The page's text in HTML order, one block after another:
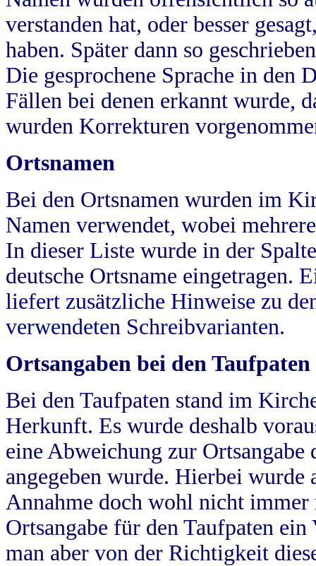
verstanden hat, oder besser
haben. Später dann so
Die gesprochene Sprache in
Fällen bei denen erkannt wurde,
wurden Korrekturen
Ortsnamen
Bei den Ortsnamen wurden im
Namen verwendet, wobei
In dieser Liste wurde in der
deutsche Ortsname eingetragen.
liefert zusätzliche Hinweise zu
verwendeten Schreibvarianten.
Ortsangaben bei den Taufpaten
Bei den Taufpaten stand im
Herkunft. Es wurde deshalb
eine Abweichung zur
angegeben wurde. Hierbei wurde
Annahme doch wohl nicht
Ortsangabe für den Taufpaten
man aber von der Richtigkeit